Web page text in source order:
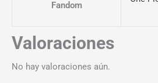
Fandom
Valoraciones
No hay valoraciones aún.